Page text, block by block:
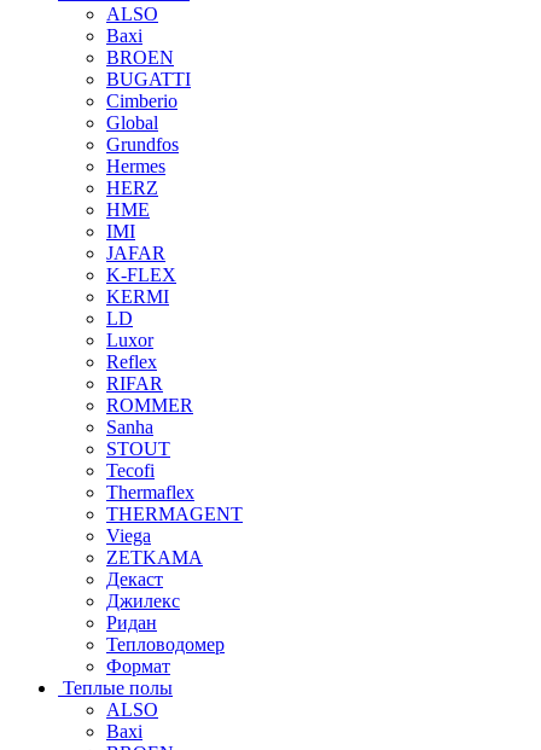
ALSO
Baxi
BROEN
BUGATTI
Cimberio
Global
Grundfos
Hermes
HERZ
HME
IMI
JAFAR
K-FLEX
KERMI
LD
Luxor
Reflex
RIFAR
ROMMER
Sanha
STOUT
Tecofi
Thermaflex
THERMAGENT
Viega
ZETKAMA
Декаст
Джилекс
Ридан
Тепловодомер
Формат
Теплые полы
ALSO
Baxi